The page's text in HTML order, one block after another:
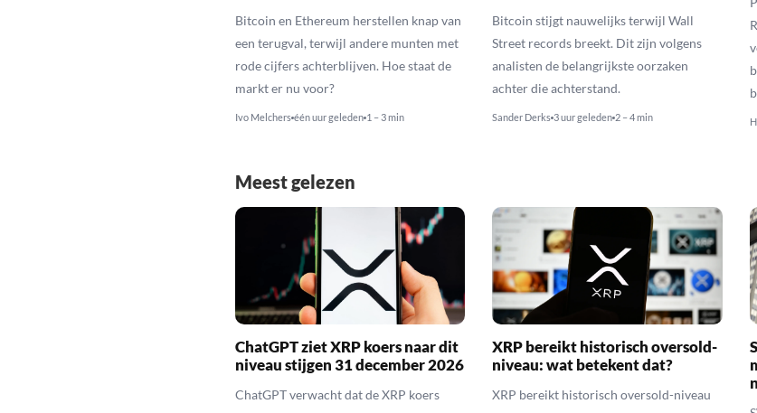
Bitcoin en Ethereum herstellen knap van
een terugval, terwijl andere munten met
rode cijfers achterblijven. Hoe staat de
markt er nu voor?
Ivo Melchers één uur geleden 1 – 3 min
Bitcoin stijgt nauwelijks terwijl Wall
Street records breekt. Dit zijn volgens
analisten de belangrijkste oorzaken
achter die achterstand.
Sander Derks 3 uur geleden 2 – 4 min
Meest gelezen
ChatGPT ziet XRP koers naar dit
niveau stijgen 31 december 2026
ChatGPT verwacht dat de XRP koers
XRP bereikt historisch oversold-
niveau: wat betekent dat?
XRP bereikt historisch oversold-niveau